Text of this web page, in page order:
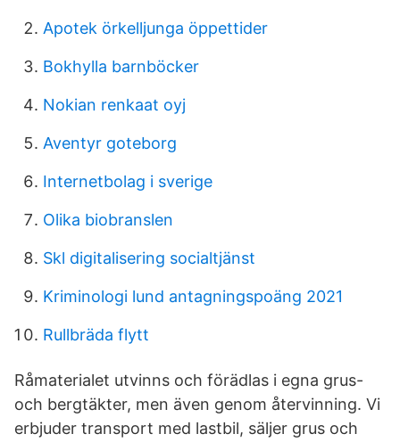
Apotek örkelljunga öppettider
Bokhylla barnböcker
Nokian renkaat oyj
Aventyr goteborg
Internetbolag i sverige
Olika biobranslen
Skl digitalisering socialtjänst
Kriminologi lund antagningspoäng 2021
Rullbräda flytt
Råmaterialet utvinns och förädlas i egna grus-
och bergtäkter, men även genom återvinning. Vi
erbjuder transport med lastbil, säljer grus och